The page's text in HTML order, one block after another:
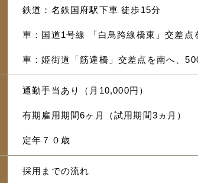
鉄道：名鉄国府駅下車 徒歩15分
車：国道1号線 「白鳥跨線橋東」交差
車：姫街道「筋違橋」交差点を南へ、
通勤手当あり（月10,000円）
有期雇用期間6ヶ月（試用期間3ヵ月）
定年７０歳
採用までの流れ